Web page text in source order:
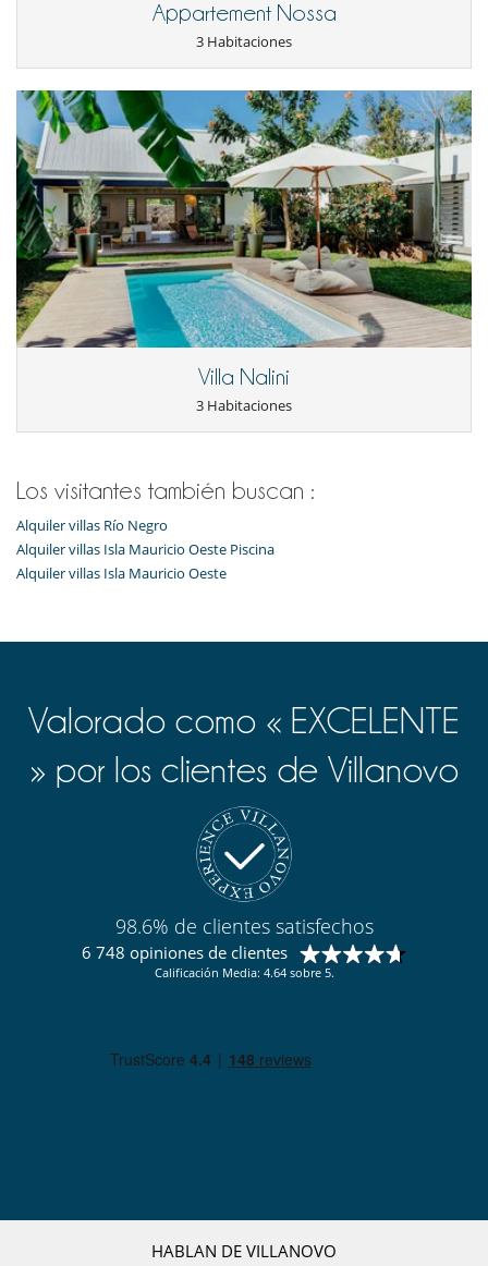
Tumbonas en la piscina
Equipos, instalaciones, eventos
Caja fuerte
Niños
Los niños son bienvenidos
Ocios y actividades deportivas
Acceso a internet (wifi)
Piscina exterior privada
TV
Para su comodidad y agrado
Aire acondicionado
Secador
Appartement Nossa
3 Habitaciones
Villa Nalini
3 Habitaciones
Los visitantes también buscan :
Alquiler villas Río Negro
Alquiler villas Isla Mauricio Oeste Piscina
Alquiler villas Isla Mauricio Oeste
Valorado como « EXCELENTE
» por los clientes de Villanovo
98.6% de clientes satisfechos
6 748 opiniones de clientes
Calificación Media: 4.64 sobre 5.
HABLAN DE VILLANOVO